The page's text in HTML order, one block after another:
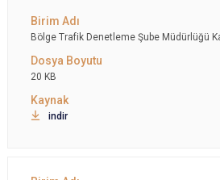
Bölge Trafik Denetleme Şube Müdürlüğü
20 KB
indir